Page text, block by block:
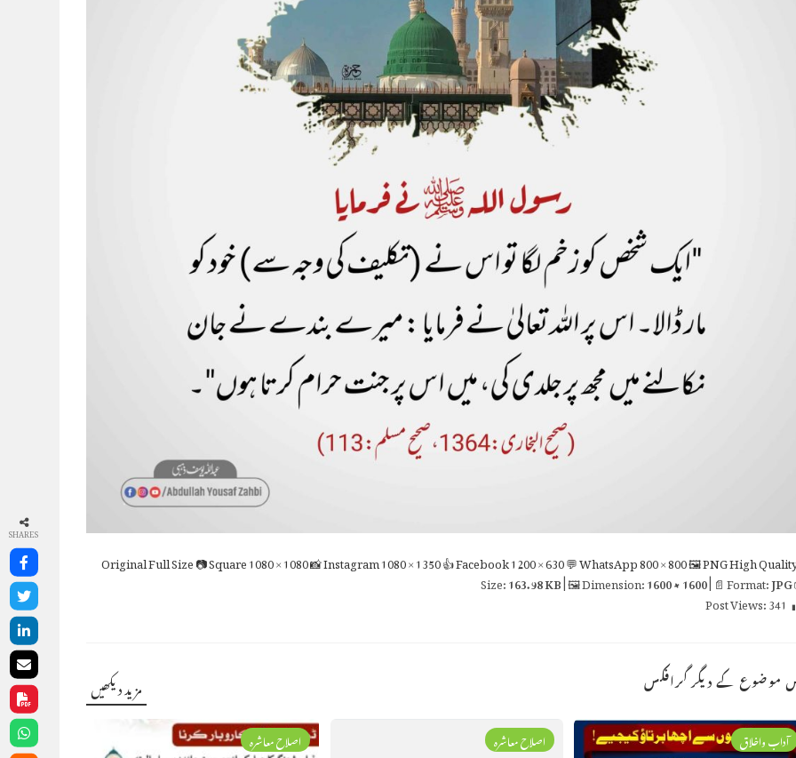
Full Size📷 Square1080 × 1080📸 Instagram1080 × 1350👍 Facebook1200 × 630💬 WhatsApp800 × 800🖼 PNGHigh
163.98 KB| 🖼 Dimension:1600 × 1600| 📄 Format:JPG
Post Views:341
موضوع کے دیگر گرافکس مزید دیکھیں
اصلاح معاشرہ اصلاح معاشرہ آداب واخلاق
SHARES